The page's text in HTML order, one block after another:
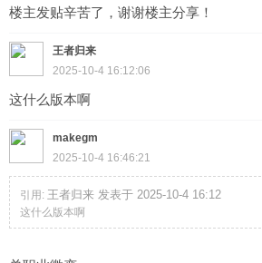
楼主发贴辛苦了，谢谢楼主分享！
王者归来
2025-10-4 16:12:06
这什么版本啊
makegm
2025-10-4 16:46:21
引用: 王者归来 发表于 2025-10-4 16:12
这什么版本啊